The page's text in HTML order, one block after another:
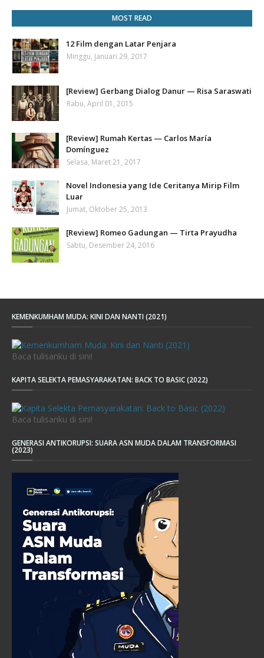
MOST READ
12 Film dengan Latar Penjara
Minggu, Januari 29, 2017
[Review] Gerbang Dialog Danur — Risa Saraswati
Rabu, April 01, 2015
[Review] Rumah Kertas — Carlos María
Domínguez
Selasa, Maret 21, 2017
Novel Indonesia yang Ide Ceritanya Mirip Film
Luar
Jumat, Oktober 25, 2013
[Review] Romeo Gadungan — Tirta Prayudha
Sabtu, Desember 24, 2016
KEMENKUMHAM MUDA: KINI DAN NANTI (2021)
Baca tulisanku di sini!
KAPITA SELEKTA PEMASYARAKATAN: BACK TO BASIC (2022)
Baca tulisanku di sini!
GENERASI ANTIKORUPSI: SUARA ASN MUDA DALAM TRANSFORMASI
(2023)